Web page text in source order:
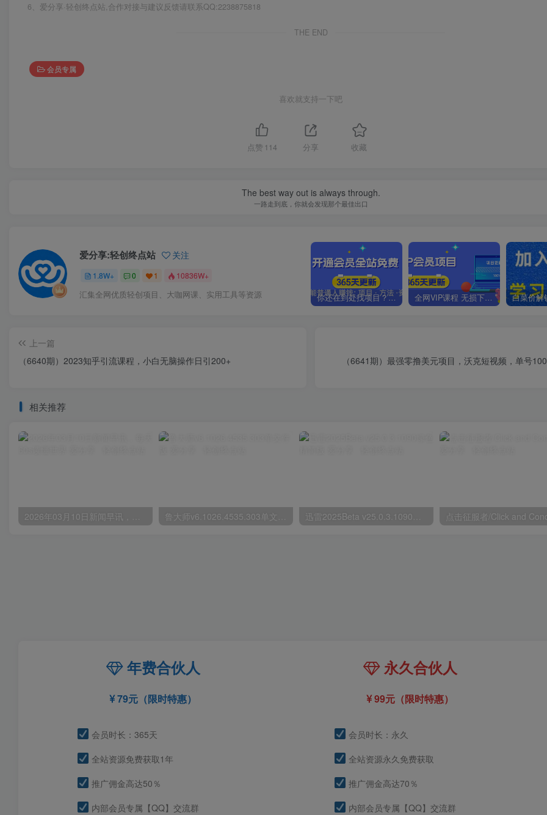
6、爱分享·轻创终点站,合作对接与建议反馈请联系QQ:2238875818
THE END
会员专属
喜欢就支持一下吧
点赞 114 分享 收藏
The best way out is always through.
一路走到底，你就会发现那个最佳出口
爱分享:轻创终点站 关注
1.8W+ 0 1 10836W+
汇集全网优质轻创项目、大咖网课、实用工具等资源 你还在到处找项目？还在当韭菜？我靠卖项目一个月收入5万+，曾经我也是个失败者。 全网VIP课程 无损下载~.~
上一篇
（6640期）2023知乎引流课程，小白无脑操作日引200+
（6641期）最强零撸美元项目，沃克短视频，单号
相关推荐
点击征服者/Click and
年费合伙人
79元（限时特惠）
会员时长：365天
全站资源免费获取1年
推广佣金高达50％
内部会员专属【QQ】交流群
永久合伙人
99元（限时特惠）
会员时长：永久
全站资源永久免费获取
推广佣金高达70％
内部会员专属【QQ】交流群